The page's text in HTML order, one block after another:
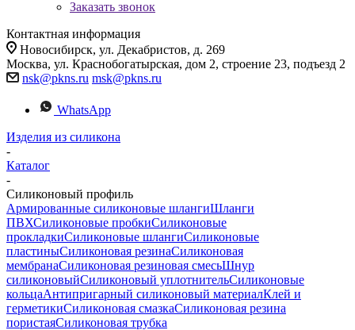
Заказать звонок
Контактная информация
Новосибирск, ул. Декабристов, д. 269
Москва, ул. Краснобогатырская, дом 2, строение 23, подъезд 2
nsk@pkns.ru msk@pkns.ru
WhatsApp
Изделия из силикона
-
Каталог
-
Силиконовый профиль
Армированные силиконовые шлангиШланги
ПВХСиликоновые пробкиСиликоновые
прокладкиСиликоновые шлангиСиликоновые
пластиныСиликоновая резинаСиликоновая
мембранаСиликоновая резиновая смесьШнур
силиконовыйСиликоновый уплотнительСиликоновые
кольцаАнтипригарный силиконовый материалКлей и
герметикиСиликоновая смазкаСиликоновая резина
пористаяСиликоновая трубка